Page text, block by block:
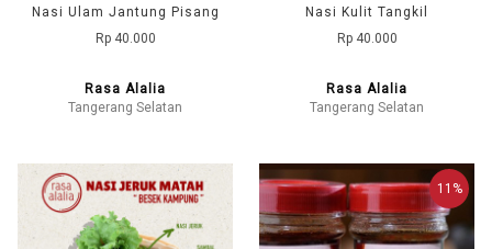
Nasi Ulam Jantung Pisang
Rp 40.000
Rasa Alalia
Tangerang Selatan
Nasi Kulit Tangkil
Rp 40.000
Rasa Alalia
Tangerang Selatan
11%